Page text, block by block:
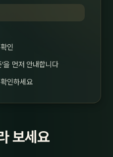
인
을 먼저 안내합니다
인하세요
보세요